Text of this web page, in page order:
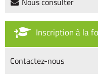
Inscription à la
Contactez-nous